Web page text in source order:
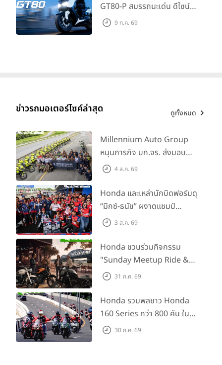
GT80-P สมรรถนะเด่น ดีไซน์หรู
ปลอดภัย ราคาเข้าถึงง่าย จด
9 ก.ค. 69
ข่าวรถมอเตอร์ไซค์ล่าสุด ดูทั้งหมด
Millennium Auto Group
หนุนภารกิจ บก.จร. ส่งมอบ
BMW R 1300 GS และ F 900
พร้อม ยกระดับทักษะการขับขี่
เสริมศักยภาพตำรวจจราจร
4 ส.ค. 69
Honda และเหล่านักบิดฟอร์มดุ
“มิกซ์-ธนัช” ผงาดแชมป์
SS600 2 สนามติด “ข้าวกล้อง”
สนาม 2
3 ส.ค. 69
Honda ชวนร่วมกิจกรรม
"Sunday Meetup Ride &
Soul" จิบกาแฟ พูดคุย แลก
กัน 16 ส.ค. นี้
31 ก.ค. 69
Honda รวมพลชาว Honda
160 Series กว่า 800 คัน ใน
งาน “THE ONE-SIXTI-ER ตัว
30 ก.ค. 69